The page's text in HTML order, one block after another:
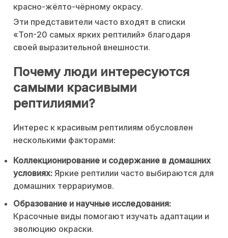
красно-жёлто-чёрному окрасу.
Эти представители часто входят в списки
«Топ-20 самых ярких рептилий» благодаря
своей выразительной внешности.
Почему люди интересуются
самыми красивыми
рептилиями?
Интерес к красивым рептилиям обусловлен
несколькими факторами:
Коллекционирование и содержание в домашних
условиях: Яркие рептилии часто выбираются для
домашних террариумов.
Образование и научные исследования:
Красочные виды помогают изучать адаптации и
эволюцию окраски.